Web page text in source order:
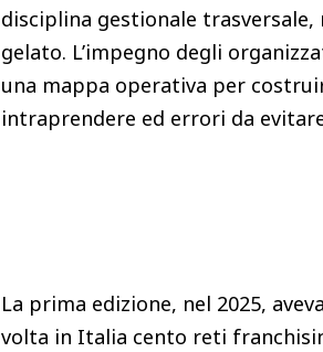
disciplina gestionale
gelato. L’impegno degli
una mappa operativa per
intraprendere ed errori da
La prima edizione, nel 2025,
volta in Italia cento reti